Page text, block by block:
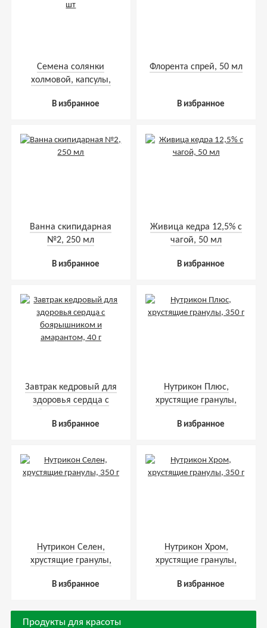
Семена солянки
холмовой, капсулы,
В избранное
Флорента спрей, 50 мл
В избранное
Ванна скипидарная
№2, 250 мл
В избранное
Живица кедра 12,5% с
чагой, 50 мл
В избранное
Завтрак кедровый для
здоровья сердца с
амарантом, 40 г
В избранное
Нутрикон Плюс,
хрустящие гранулы,
В избранное
Нутрикон Селен,
хрустящие гранулы,
В избранное
Нутрикон Хром,
хрустящие гранулы,
В избранное
Продукты для красоты